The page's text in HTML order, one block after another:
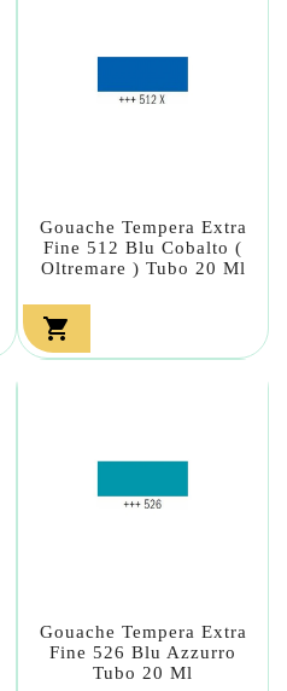
Gouache Tempera Extra
Fine 512 Blu Cobalto (
Oltremare ) Tubo 20 Ml

Gouache Tempera Extra
Fine 526 Blu Azzurro
Tubo 20 Ml